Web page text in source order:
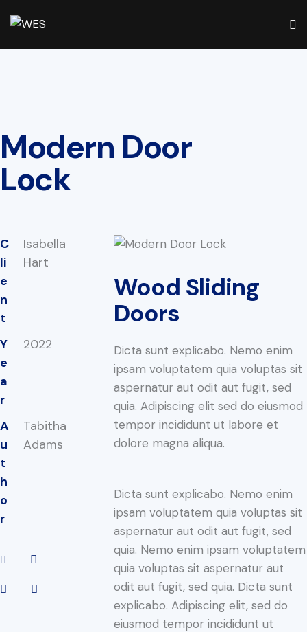
Modern Door
Lock
C
li
e
n
t
Isabella
Hart
Y
e
a
r
2022
A
u
t
h
o
r
Tabitha
Adams
Wood Sliding
Doors
Dicta sunt explicabo. Nemo enim
ipsam voluptatem quia voluptas sit
aspernatur aut odit aut fugit, sed
quia. Adipiscing elit sed do eiusmod
tempor incididunt ut labore et
dolore magna aliqua.
Dicta sunt explicabo. Nemo enim
ipsam voluptatem quia voluptas sit
aspernatur aut odit aut fugit, sed
quia. Nemo enim ipsam voluptatem
quia voluptas sit aspernatur aut
odit aut fugit, sed quia. Dicta sunt
explicabo. Adipiscing elit, sed do
eiusmod tempor incididunt ut